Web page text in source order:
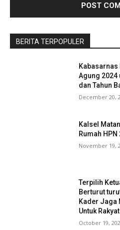
BERITA TERPOPULER
Agung 2024
dan Tahun
December 20,
Kalsel
Rumah HPN
November 19,
Terpilih
Berturut
Kader Jaga
Untuk Rakyat
October 19,